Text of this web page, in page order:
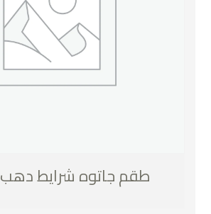
طقم جاتوه شرايط دهب 7 قطع